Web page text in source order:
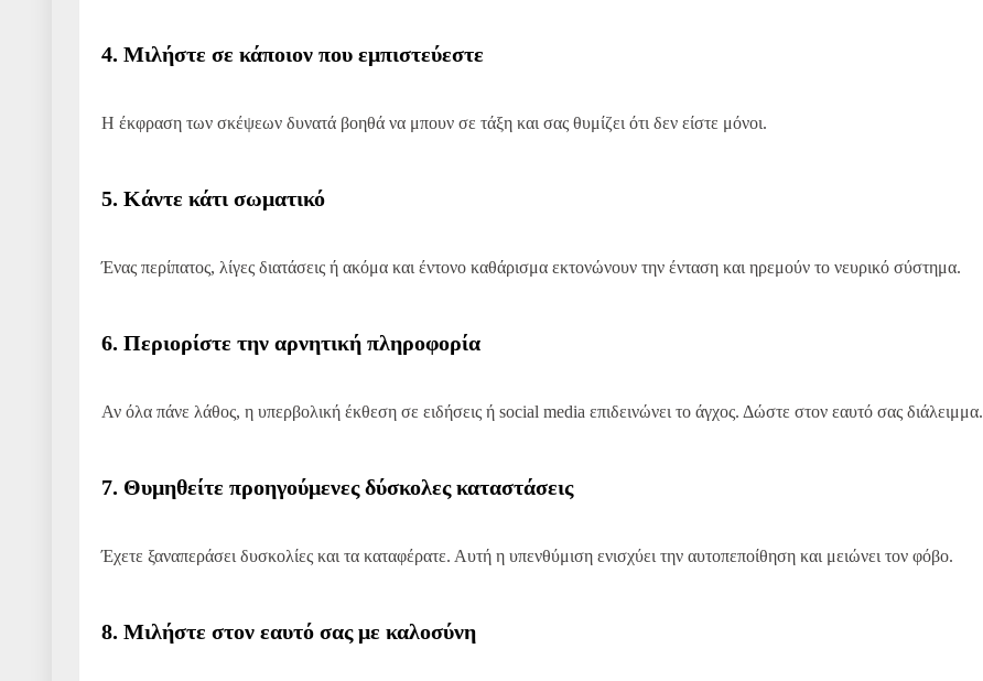
4. Μιλήστε σε κάποιον που εμπιστεύεστε
Η έκφραση των σκέψεων δυνατά βοηθά να μπουν σε τάξη και σας θυμίζει ότι δεν είστε μόνοι.
5. Κάντε κάτι σωματικό
Ένας περίπατος, λίγες διατάσεις ή ακόμα και έντονο καθάρισμα εκτονώνουν την ένταση και ηρεμούν το νευρικό σύστημα.
6. Περιορίστε την αρνητική πληροφορία
Αν όλα πάνε λάθος, η υπερβολική έκθεση σε ειδήσεις ή social media επιδεινώνει το άγχος. Δώστε στον εαυτό σας διάλειμμα.
7. Θυμηθείτε προηγούμενες δύσκολες καταστάσεις
Έχετε ξαναπεράσει δυσκολίες και τα καταφέρατε. Αυτή η υπενθύμιση ενισχύει την αυτοπεποίθηση και μειώνει τον φόβο.
8. Μιλήστε στον εαυτό σας με καλοσύνη